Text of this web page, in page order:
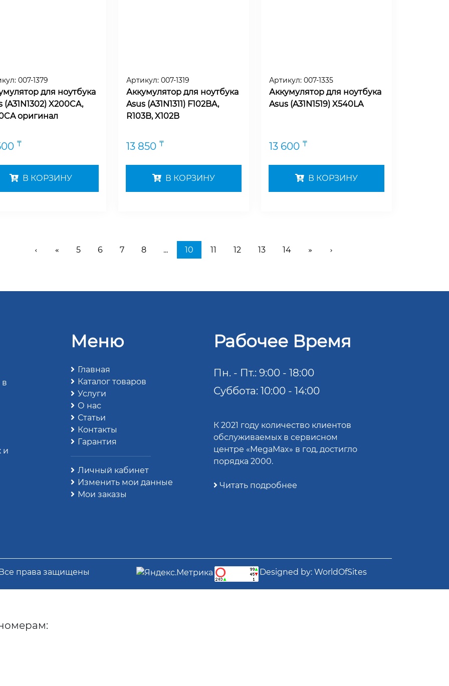
007-1379
для ноутбука
(A31N1302) X200CA,
оригинал
₸
В КОРЗИНУ
Артикул: 007-1319
Аккумулятор для ноутбука
Asus (A31N1311) F102BA,
R103B, X102B
13 850 ₸
В КОРЗИНУ
Артикул: 007-1335
Аккумулятор для ноутбука
Asus (A31N1519) X540LA
13 600 ₸
В КОРЗИНУ
‹ « 5 6 7 8 ... 10 11 12 13 14 » ›
и
Меню
Главная
Каталог товаров
Услуги
О нас
Статьи
Контакты
Гарантия
Личный кабинет
Изменить мои данные
Мои заказы
Рабочее Время
Пн. - Пт.: 9:00 - 18:00
Суббота: 10:00 - 14:00
К 2021 году количество клиентов
обслуживаемых в сервисном
центре «MegaMax» в год, достигло
порядка 2000.
Читать подробнее
права защищены Designed by: WorldOfSites